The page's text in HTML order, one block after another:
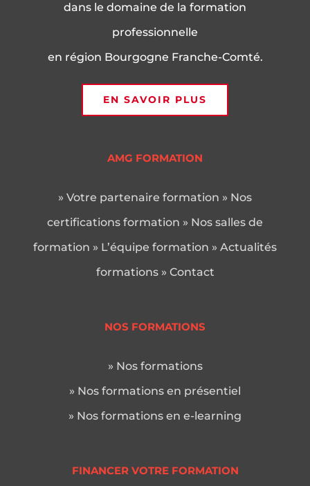
dans le domaine de la formation
professionnelle
en région Bourgogne Franche-Comté.
EN SAVOIR PLUS
AMG FORMATION
» Votre partenaire formation » Nos
certifications formation » Nos salles de
formation » L’équipe formation » Actualités
formations » Contact
NOS FORMATIONS
» Nos formations
» Nos formations en présentiel
» Nos formations en e-learning
FINANCER VOTRE FORMATION